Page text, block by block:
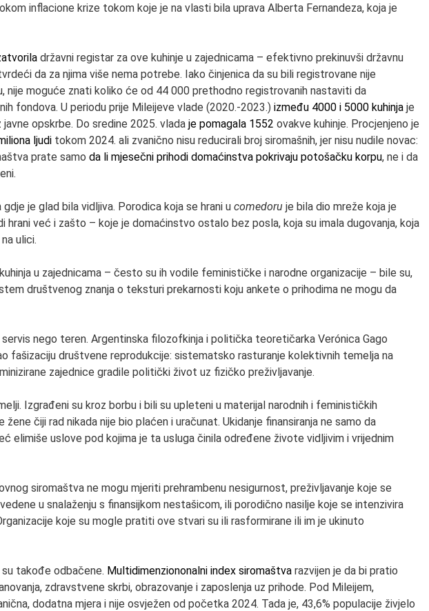
inflacione krize tokom koje je na vlasti bila uprava Alberta Fernandeza, koja je
državni registar za ove kuhinje u zajednicama – efektivno prekinuvši državnu
da za njima više nema potrebe. Iako činjenica da su bili registrovane nije
nije moguće znati koliko će od 44 000 prethodno registrovanih nastaviti da
fondova. U periodu prije Mileijeve vlade (2020.-2023.) između 4000 i 5000 kuhinja je
javne opskrbe. Do sredine 2025. vlada je pomagala 1552 ovakve kuhinje. Procjenjeno je
ljudi tokom 2024. ali zvanično nisu reducirali broj siromašnih, jer nisu nudile novac:
prate samo da li mjesečni prihodi domaćinstva pokrivaju potošačku korpu, ne i da
je glad bila vidljiva. Porodica koja se hrani u comedoru je bila dio mreže koja je
hrani već i zašto – koje je domaćinstvo ostalo bez posla, koja su imala dugovanja, koja
ulici.
u zajednicama – često su ih vodile feminističke i narodne organizacije – bile su,
društvenog znanja o teksturi prekarnosti koju ankete o prihodima ne mogu da
nego teren. Argentinska filozofkinja i politička teoretičarka Verónica Gago
fašizaciju društvene reprodukcije: sistematsko rasturanje kolektivnih temelja na
zajednice gradile politički život uz fizičko preživljavanje.
Izgrađeni su kroz borbu i bili su upleteni u materijal narodnih i feminističkih
žene čiji rad nikada nije bio plaćen i uračunat. Ukidanje finansiranja ne samo da
elimiše uslove pod kojima je ta usluga činila određene živote vidljivim i vrijednim
siromaštva ne mogu mjeriti prehrambenu nesigurnost, preživljavanje koje se
u snalaženju s finansijkom nestašicom, ili porodično nasilje koje se intenzivira
koje su mogle pratiti ove stvari su ili rasformirane ili im je ukinuto
takođe odbačene. Multidimenziononalni index siromaštva razvijen je da bi pratio
zdravstvene skrbi, obrazovanje i zaposlenja uz prihode. Pod Mileijem,
dodatna mjera i nije osvježen od početka 2024. Tada je, 43,6% populacije živjelo